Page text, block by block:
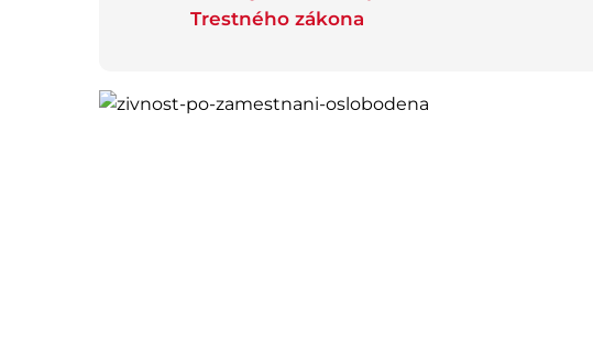
Trestného zákona